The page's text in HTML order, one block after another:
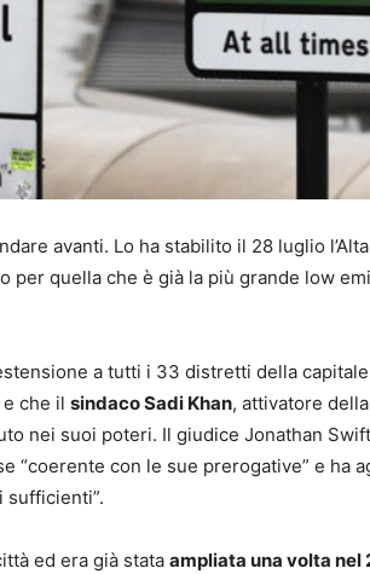
avanti. Lo ha stabilito il 28 luglio
per quella che è già la più grande low
a tutti i 33 distretti della
che il sindaco Sadi Khan, attivatore
nei suoi poteri. Il giudice Jonathan
“coerente con le sue prerogative” e ha
sufficienti”.
ed era già stata ampliata una volta nel